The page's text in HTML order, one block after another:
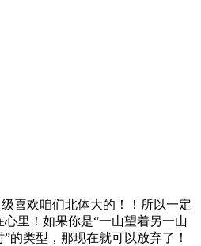
喜欢咱们北体大的！！所以一定
里！如果你是“一山望着另一山
的类型，那现在就可以放弃了！